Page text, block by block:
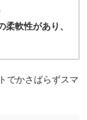
軟性があり、
でかさばらずスマ